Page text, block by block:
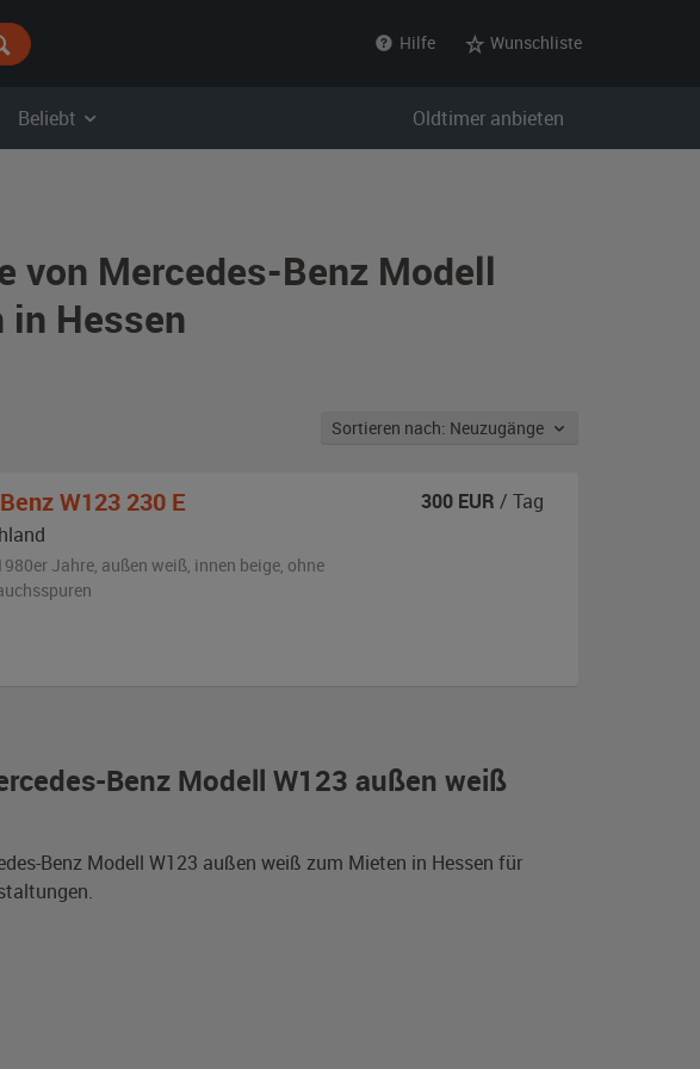
Hilfe Wunschliste
Beliebt Oldtimer anbieten
von Mercedes-Benz Modell
in Hessen
Sortieren nach: Neuzugänge
Benz Modell W123 außen weiß
Benz Modell W123 außen weiß zum Mieten in Hessen für
W123 230 E
Jahre, außen weiß, innen beige, ohne
300 EUR / Tag